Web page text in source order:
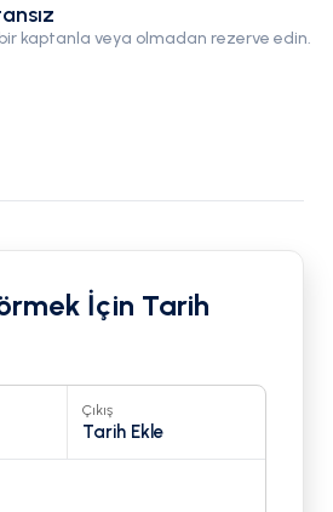
kaptanla veya olmadan rezerve edin.
İçin Tarih
Çıkış
Tarih Ekle